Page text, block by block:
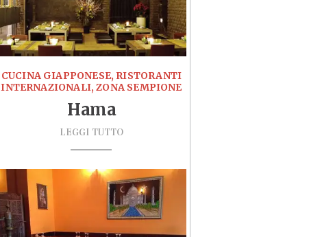
CUCINA GIAPPONESE, RISTORANTI
INTERNAZIONALI, ZONA SEMPIONE
Hama
LEGGI TUTTO